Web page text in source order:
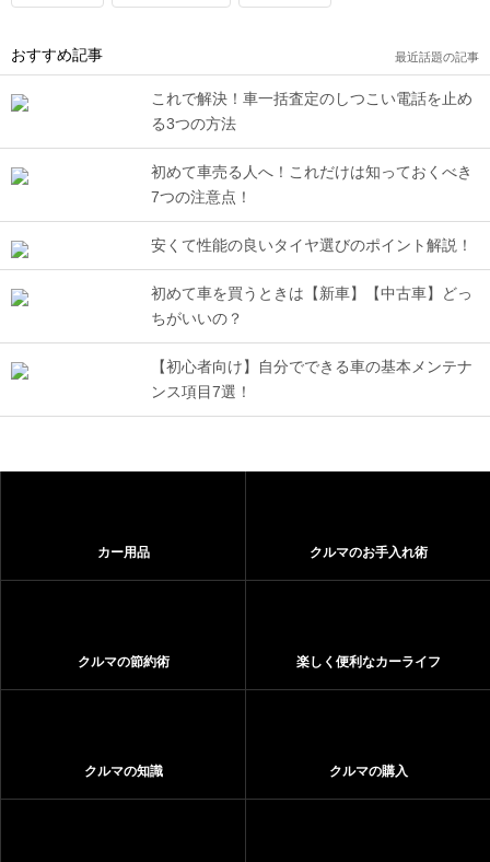
おすすめ記事 最近話題の記事
これで解決！車一括査定のしつこい電話を止め
る3つの方法
初めて車売る人へ！これだけは知っておくべき
7つの注意点！
安くて性能の良いタイヤ選びのポイント解説！
初めて車を買うときは【新車】【中古車】どっ
ちがいいの？
【初心者向け】自分でできる車の基本メンテナ
ンス項目7選！
カー用品 クルマのお手入れ術
クルマの節約術 楽しく便利なカーライフ
クルマの知識 クルマの購入